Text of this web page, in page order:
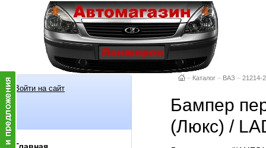
Войти на сайт
– Каталог – ВАЗ – 21214-
Бампер
(Люкс) /